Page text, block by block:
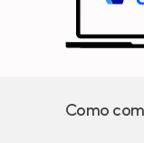
Como